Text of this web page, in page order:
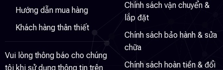
Hướng dẫn mua hàng
Khách hàng thân thiết
Vui lòng thông báo cho chúng
tôi khi sử dụng thông tin trên
Chính sách vận chuyển &
lắp đặt
Chính sách bảo hành & sửa
chữa
Chính sách hoàn tiền & đổi